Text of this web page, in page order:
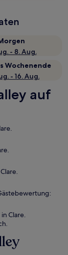
- 8. Aug.
Wochenende
- 16. Aug.
auf
Clare.